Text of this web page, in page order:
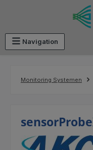
Navigation
Monitoring Systemen